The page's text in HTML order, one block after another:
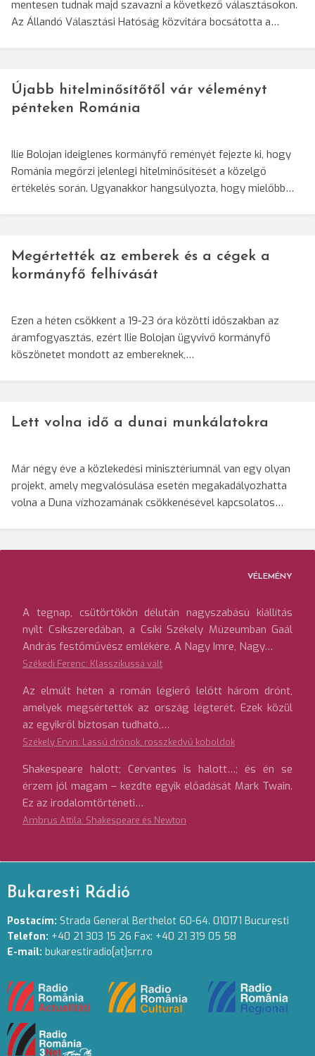
mentesen tudnak majd szavazni a következő választásokon.
Az Állandó Választási Hatóság közvitára bocsátotta a…
Újabb hitelminősítőtől vár véleményt
pénteken Románia
Ilie Bolojan ideiglenes kormányfő reményét fejezte ki, hogy
Románia megőrzi jelenlegi hitelminősítését a közelgő
értékelés során. Ugyanakkor hangsúlyozta, hogy mielőbb…
Megértették az emberek és a cégek a
kormányfő felhívását
Ezen a héten csökkent a 19-23 óra közötti időszakban az
áramfogyasztás, ezért Ilie Bolojan ügyvivő kormányfő
köszönetet mondott az embereknek,…
Lett volna idő a dunai munkálatokra
Már négy éve a közlekedési minisztériumnál van egy olyan
projekt, amely megvalósulása esetén megakadályozhatta
volna a Duna vízhozamának csökkenésével kapcsolatos…
VÉLEMÉNY
A tegnap, csütörtökön délután nagyszabású kiállítás
nyílt Csíkszeredában, a Csíki Székely Múzeumban Gaál
András festőművész emlékére. A Nagy Imre, Nagy…
Székedi Ferenc: Klasszikussá vált
Az elmúlt héten a román légierő lelőtt három drónt,
amelyek megsértették az ország légterét. Ezek közül
az egyikről biztosan tudható,…
Székely Ervin: Lassú drónok, rosszkedvű koboldok
Shakespeare halott; Cervantes is halott…; és én se
érzem jól magam – kezdte egyik előadását Mark Twain.
Ez az irodalomtörténeti…
Ambrus Attila: Shakespeare és Newton
Bukaresti Rádió
Postacím: Strada General Berthelot 60-64. 010171 Bucuresti
Telefon: +40 21 303 15 26 Fax: +40 21 319 05 58
E-mail: bukarestiradio[at]srr.ro